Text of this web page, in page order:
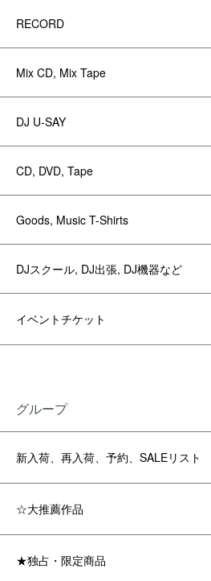
RECORD
Mix CD, Mix Tape
DJ U-SAY
CD, DVD, Tape
Goods, Music T-Shirts
DJスクール, DJ出張, DJ機器など
イベントチケット
グループ
新入荷、再入荷、予約、SALEリスト
☆大推薦作品
★独占・限定商品